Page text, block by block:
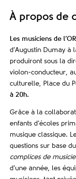
À propos
Les musiciens de
d’Augustin Dumay à
produiront sous la
violon-conducteur,
culturelle, Place du
à 20h.
Grâce à la
enfants d’écoles
musique classique.
questions sur base
complices de
d’une année, les